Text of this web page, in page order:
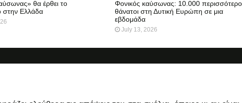
θα έρθει το
Ελλάδα
Φονικός καύσωνας: 10.000
θάνατοι στη Δυτική Ευρώπη σε μια
εβδομάδα
July 13, 2026